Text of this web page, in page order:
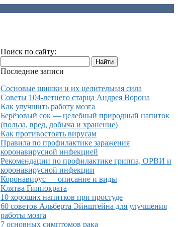
Поиск по сайту:
Последние записи
Сосновые шишки и их целительная сила
Советы 104-летнего старца Андрея Ворона
Как улучшить работу мозга
Берёзовый сок — целебный природный напиток
(польза, вред, добыча и хранение)
Как противостоять вирусам
Правила по профилактике заражения
коронавирусной инфекцией
Рекомендации по профилактике гриппа, ОРВИ и
коронавирусной инфекции
Коронавирус — описание и виды
Клятва Гиппократа
10 хороших напитков при простуде
60 советов Альберта Эйнштейна для улучшения
работы мозга
7 основных симптомов рака